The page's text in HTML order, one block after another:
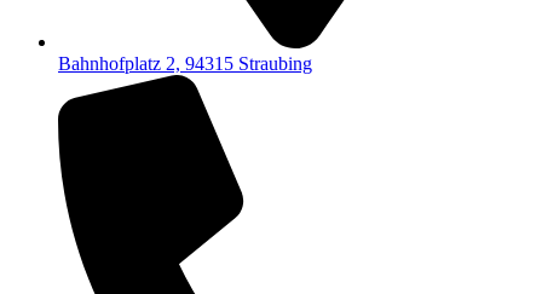
Bahnhofplatz 2, 94315 Straubing